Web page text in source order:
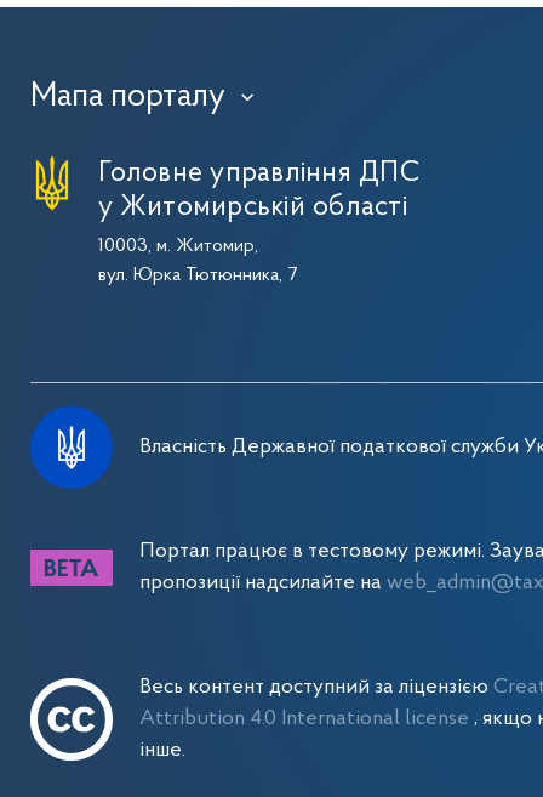
Мапа порталу ›
Головне управління ДПС
у Житомирській області
10003, м. Житомир,
вул. Юрка Тютюнника, 7
Власність Державної податкової служби
Портал працює в тестовому режимі.
пропозиції надсилайте на
Весь контент доступний за ліцензією
Attribution 4.0 International license , якщо
інше.